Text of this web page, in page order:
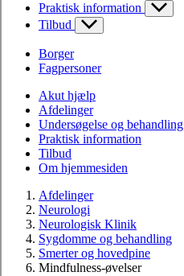
Praktisk information
Tilbud
Borger
Fagpersoner
Akut hjælp
Afdelinger
Undersøgelse og behandling
Praktisk information
Tilbud
Om hjemmesiden
Afdelinger
Neurologi
Neurologisk Klinik
Sygdomme og behandling
Smerter og hovedpine
Mindfulness-øvelser